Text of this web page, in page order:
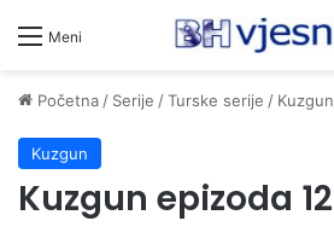
Meni
Početna/ Serije /Turske serije / Kuzgun
Kuzgun
Kuzgun epizoda 12